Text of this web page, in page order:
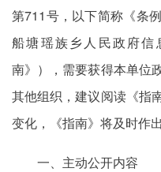
第711号，以下简称《条
船塘瑶族乡人民政府
南》），需要获得本单位
其他组织，建议阅读《指
变化，《指南》将及时作
一、主动公开内容